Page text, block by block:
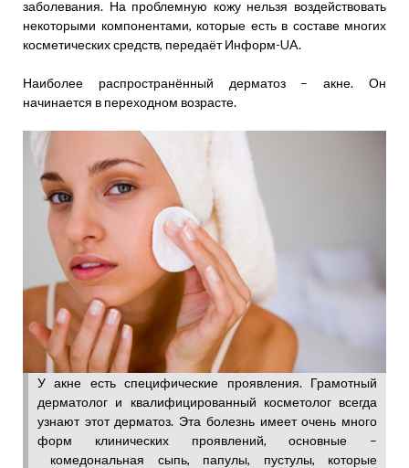
заболевания. На проблемную кожу нельзя воздействовать
некоторыми компонентами, которые есть в составе многих
косметических средств, передаёт Информ-UA.
Наиболее распространённый дерматоз – акне. Он
начинается в переходном возрасте.
У акне есть специфические проявления. Грамотный
дерматолог и квалифицированный косметолог всегда
узнают этот дерматоз. Эта болезнь имеет очень много
форм клинических проявлений, основные –
комедональная сыпь, папулы, пустулы, которые